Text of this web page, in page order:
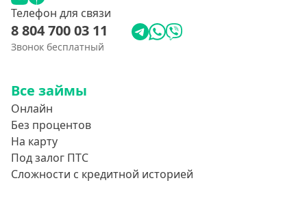
Телефон для связи
8 804 700 03 11
Звонок бесплатный
Все займы
Онлайн
Без процентов
На карту
Под залог ПТС
Сложности с кредитной историей